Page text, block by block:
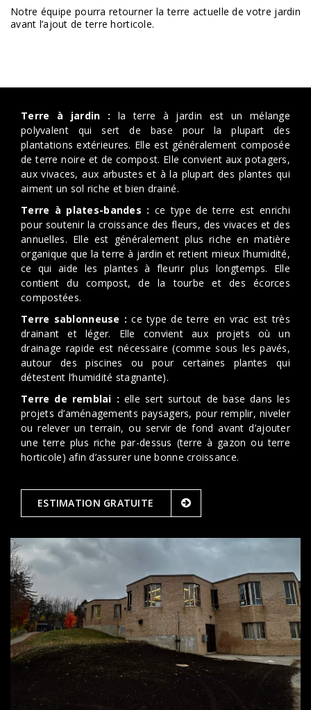
Notre équipe pourra retourner la terre actuelle de votre jardin
avant l’ajout de terre horticole.
Terre à jardin : la terre à jardin est un mélange
polyvalent qui sert de base pour la plupart des
plantations extérieures. Elle est généralement composée
de terre noire et de compost. Elle convient aux potagers,
aux vivaces, aux arbustes et à la plupart des plantes qui
aiment un sol riche et bien drainé.
Terre à plates-bandes : ce type de terre est enrichi
pour soutenir la croissance des fleurs, des vivaces et des
annuelles. Elle est généralement plus riche en matière
organique que la terre à jardin et retient mieux l’humidité,
ce qui aide les plantes à fleurir plus longtemps. Elle
contient du compost, de la tourbe et des écorces
compostées.
Terre sablonneuse : ce type de terre en vrac est très
drainant et léger. Elle convient aux projets où un
drainage rapide est nécessaire (comme sous les pavés,
autour des piscines ou pour certaines plantes qui
détestent l’humidité stagnante).
Terre de remblai : elle sert surtout de base dans les
projets d’aménagements paysagers, pour remplir, niveler
ou relever un terrain, ou servir de fond avant d’ajouter
une terre plus riche par-dessus (terre à gazon ou terre
horticole) afin d’assurer une bonne croissance.
ESTIMATION GRATUITE